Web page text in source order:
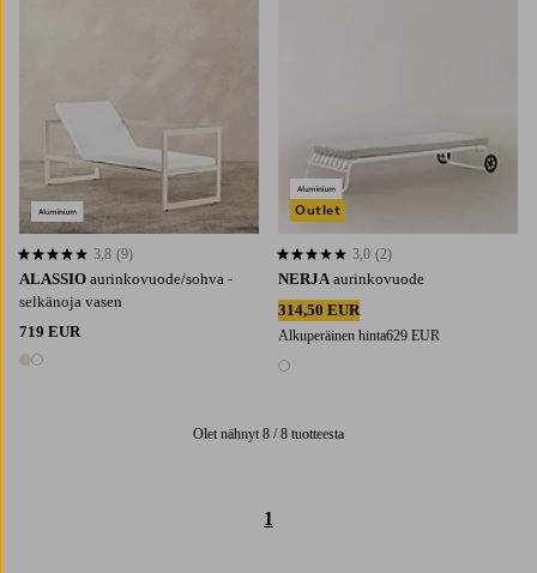
ALASSIO aurinkovuode/sohva -
selkänoja vasen
719 EUR
2 värejä
3,8 perustuen 9 arvosanaan
3,8 (9)
NERJA aurinkovuode
314,50 EUR
Alkuperäinen hinta629 EUR
1 väri
3,0 perustuen 2 arvosanaan
3,0 (2)
Outlet
Olet nähnyt 8 / 8 tuotteesta
1